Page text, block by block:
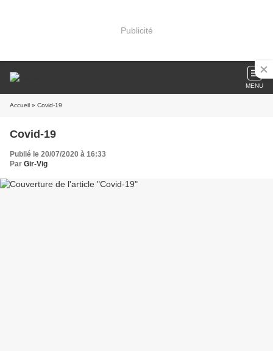
Publicité
MENU
Accueil » Covid-19
Covid-19
Publié le 20/07/2020 à 16:33
Par Gir-Vig